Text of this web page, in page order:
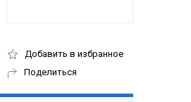
Добавить в избранное
Поделиться